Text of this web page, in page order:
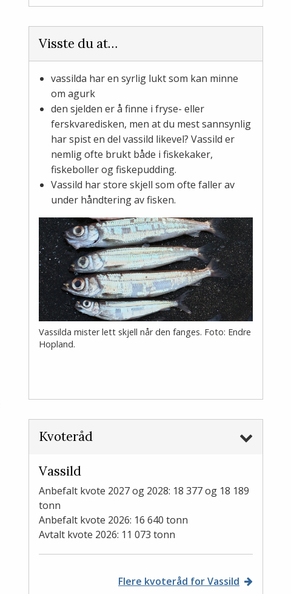
Visste du at…
vassilda har en syrlig lukt som kan minne
om agurk
den sjelden er å finne i fryse- eller
ferskvaredisken, men at du mest sannsynlig
har spist en del vassild likevel? Vassild er
nemlig ofte brukt både i fiskekaker,
fiskeboller og fiskepudding.
Vassild har store skjell som ofte faller av
under håndtering av fisken.
Vassilda mister lett skjell når den fanges. Foto: Endre
Hopland.
Kvoteråd
Vassild
Anbefalt kvote 2027 og 2028: 18 377 og 18 189
tonn
Anbefalt kvote 2026: 16 640 tonn
Avtalt kvote 2026: 11 073 tonn
Flere kvoteråd for Vassild